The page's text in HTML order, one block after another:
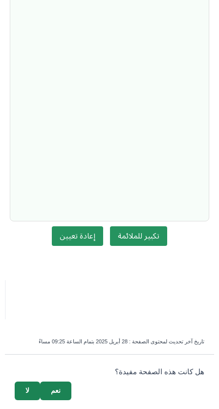
تكبير للملائمة إعادة تعيين
تاريخ آخر تحديث لمحتوى الصفحة : 28 أبريل 2025 بتمام الساعة 09:25 مساءً
survey_v2
هل كانت هذه الصفحة مفيدة؟
لا نعم